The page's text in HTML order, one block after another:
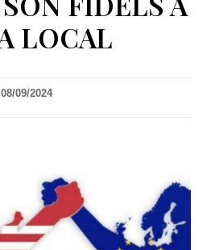
LOCAL
08/09/2024